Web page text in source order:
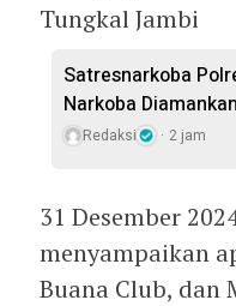
Tungkal Jambi
Satresnarkoba
Narkoba Diamankan
Redaksi 2 jam
31 Desember
menyampaikan
Buana Club, dan